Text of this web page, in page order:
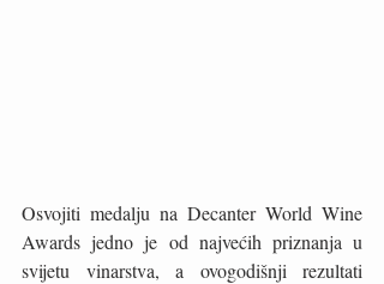
Osvojiti medalju na Decanter World Wine
Awards jedno je od najvećih priznanja u
svijetu vinarstva, a ovogodišnji rezultati